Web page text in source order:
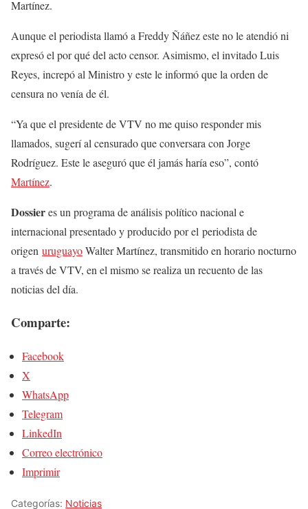
Martínez.
Aunque el periodista llamó a Freddy Ñáñez este no le atendió ni
expresó el por qué del acto censor. Asimismo, el invitado Luis
Reyes, increpó al Ministro y este le informó que la orden de
censura no venía de él.
“Ya que el presidente de VTV no me quiso responder mis
llamados, sugerí al censurado que conversara con Jorge
Rodríguez. Este le aseguró que él jamás haría eso”, contó
Martínez.
Dossieres un programa de análisis político nacional e
internacional presentado y producido por el periodista de
origen uruguayoWalter Martínez, transmitido en horario nocturno
a través de VTV, en el mismo se realiza un recuento de las
noticias del día.
Comparte:
Facebook
X
WhatsApp
Telegram
LinkedIn
Correo electrónico
Imprimir
Categorías: Noticias